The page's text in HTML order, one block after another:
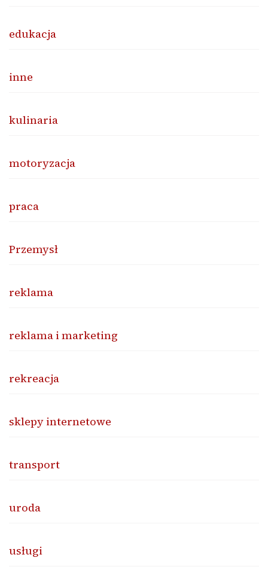
edukacja
inne
kulinaria
motoryzacja
praca
Przemysł
reklama
reklama i marketing
rekreacja
sklepy internetowe
transport
uroda
usługi